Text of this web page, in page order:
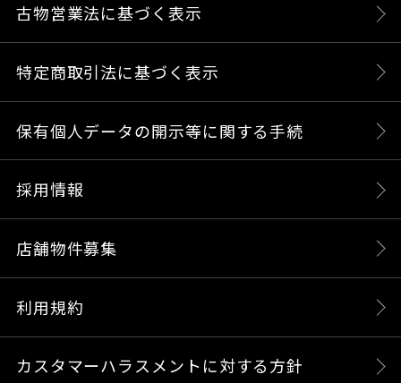
古物営業法に基づく表示
特定商取引法に基づく表示
保有個人データの開示等に関する手続
採用情報
店舗物件募集
利用規約
カスタマーハラスメントに対する方針